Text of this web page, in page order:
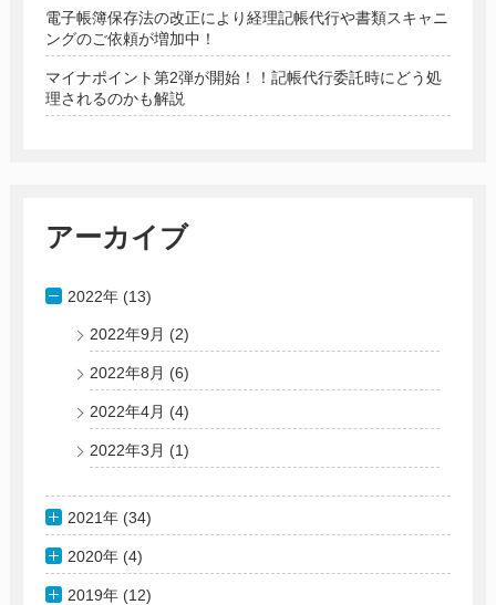
電子帳簿保存法の改正により経理記帳代行や書類スキャニ
ングのご依頼が増加中！
マイナポイント第2弾が開始！！記帳代行委託時にどう処
理されるのかも解説
アーカイブ
2022年 (13)
2022年9月 (2)
2022年8月 (6)
2022年4月 (4)
2022年3月 (1)
2021年 (34)
2020年 (4)
2019年 (12)